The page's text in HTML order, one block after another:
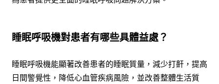
睡眠呼吸機對患者有哪些具體益處？
睡眠呼吸機能顯著改善患者的睡眠質量，減少打鼾，提高
日間警覺性，降低心血管疾病風險，並改善整體生活質